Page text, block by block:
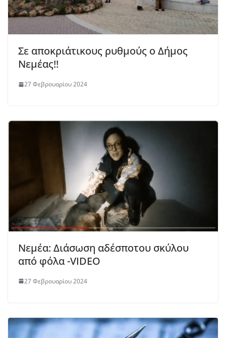
Σε αποκριάτικους ρυθμούς ο Δήμος
Νεμέας!!
27 Φεβρουαρίου 2024
Νεμέα: Διάσωση αδέσποτου σκύλου
από φόλα -VIDEO
27 Φεβρουαρίου 2024